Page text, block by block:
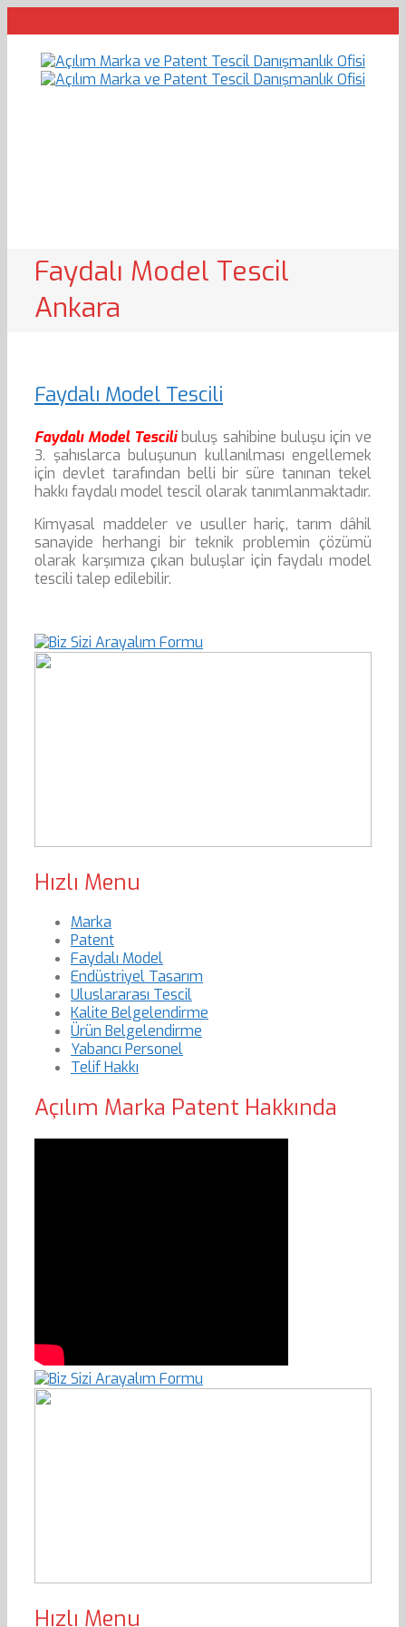
Faydalı Model Tescil
Ankara
Faydalı Model Tescili
Faydalı Model Tescilibuluş sahibine buluşu için ve
3. şahıslarca buluşunun kullanılması engellemek
için devlet tarafından belli bir süre tanınan tekel
hakkı faydalı model tescil olarak tanımlanmaktadır.
Kimyasal maddeler ve usuller hariç, tarım dâhil
sanayide herhangi bir teknik problemin çözümü
olarak karşımıza çıkan buluşlar için faydalı model
tescili talep edilebilir.
Hızlı Menu
Marka
Patent
Faydalı Model
Endüstriyel Tasarım
Uluslararası Tescil
Kalite Belgelendirme
Ürün Belgelendirme
Yabancı Personel
Telif Hakkı
Açılım Marka Patent Hakkında
Hızlı Menu